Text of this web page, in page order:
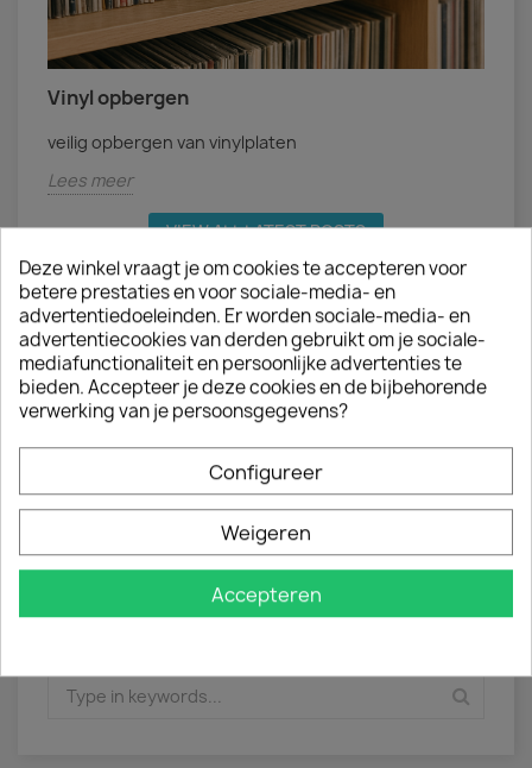
Vinyl opbergen
veilig opbergen van vinylplaten
Lees meer
VIEW ALL LATEST POSTS
BLOG CATEGORIES
Default category (3)
VIEW ALL CATEGORIES
Deze winkel vraagt je om cookies te accepteren voor
betere prestaties en voor sociale-media- en
advertentiedoeleinden. Er worden sociale-media- en
advertentiecookies van derden gebruikt om je sociale-
mediafunctionaliteit en persoonlijke advertenties te
bieden. Accepteer je deze cookies en de bijbehorende
verwerking van je persoonsgegevens?
Configureer
Weigeren
Accepteren